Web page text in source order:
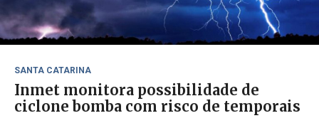
SANTA CATARINA
Inmet monitora possibilidade de
ciclone bomba com risco de temporais